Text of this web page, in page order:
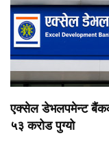
एक्सेल डेभलपमेन्ट
५३ करोड पुग्यो